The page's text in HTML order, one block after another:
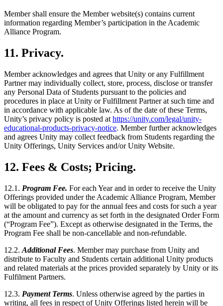
Member shall ensure the Member website(s) contains current
information regarding Member’s participation in the Academic
Alliance Program.
11. Privacy.
Member acknowledges and agrees that Unity or any Fulfillment
Partner may individually collect, store, process, disclose or transfer
any Personal Data of Students pursuant to the policies and
procedures in place at Unity or Fulfillment Partner at such time and
in accordance with applicable law. As of the date of these Terms,
Unity’s privacy policy is posted at https://unity.com/legal/unity-
educational-products-privacy-notice. Member further acknowledges
and agrees Unity may collect feedback from Students regarding the
Unity Offerings, Unity Services and/or Unity Website.
12. Fees & Costs; Pricing.
12.1. Program Fee. For each Year and in order to receive the Unity
Offerings provided under the Academic Alliance Program, Member
will be obligated to pay for the annual fees and costs for such a year
at the amount and currency as set forth in the designated Order Form
(“Program Fee”). Except as otherwise designated in the Terms, the
Program Fee shall be non-cancellable and non-refundable.
12.2. Additional Fees. Member may purchase from Unity and
distribute to Faculty and Students certain additional Unity products
and related materials at the prices provided separately by Unity or its
Fulfilment Partners.
12.3. Payment Terms. Unless otherwise agreed by the parties in
writing, all fees in respect of Unity Offerings listed herein will be